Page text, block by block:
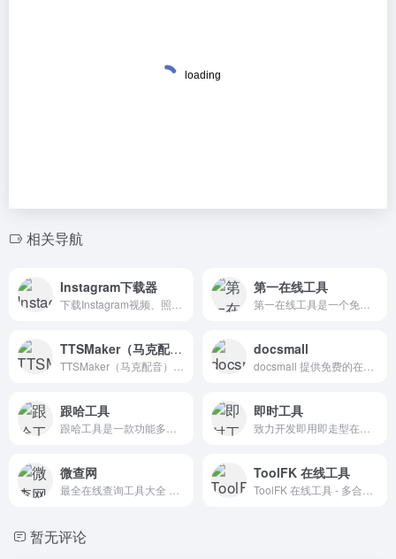
相关导航
Instagram下载器 第一在线工具
TTSMaker（马克配音） docsmall
跟哈工具 即时工具
微查网 ToolFK 在线工具
暂无评论